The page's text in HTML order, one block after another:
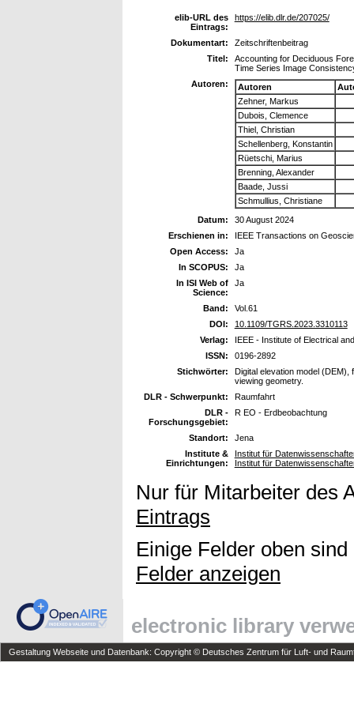
elib-URL des
Eintrags:
https://elib.dlr.de/207025/
Dokumentart:
Zeitschriftenbeitrag
Titel:
Accounting for Deciduous
Time Series Image
Autoren:
Autoren
Zehner, Markus
Dubois, Clemence
Thiel, Christian
Schellenberg, Konstantin
Rüetschi, Marius
Brenning, Alexander
Baade, Jussi
Schmullius, Christiane
Datum:
30 August 2024
Erschienen in:
IEEE Transactions on
Open Access:
Ja
In SCOPUS:
Ja
In ISI Web of
Science:
Ja
Band:
Vol.61
DOI:
10.1109/TGRS.2023.3310113
Verlag:
IEEE - Institute of Electrical
ISSN:
0196-2892
Stichwörter:
Digital elevation model
viewing geometry.
DLR - Schwerpunkt:
Raumfahrt
DLR -
Forschungsgebiet:
R EO - Erdbeobachtung
Standort:
Jena
Institute &
Einrichtungen:
Institut für
Institut für
Nur für Mitarbeiter des
Eintrags
Einige Felder oben
Felder anzeigen
electronic library
Gestaltung Webseite und Datenbank: Copyright © Deutsches Zentrum für Luft- und